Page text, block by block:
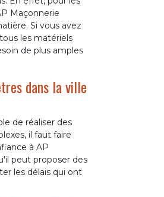
Maçonnerie
Si vous avez
les matériels
de plus amples
dans la ville
de réaliser des
il faut faire
à AP
peut proposer des
les délais qui ont